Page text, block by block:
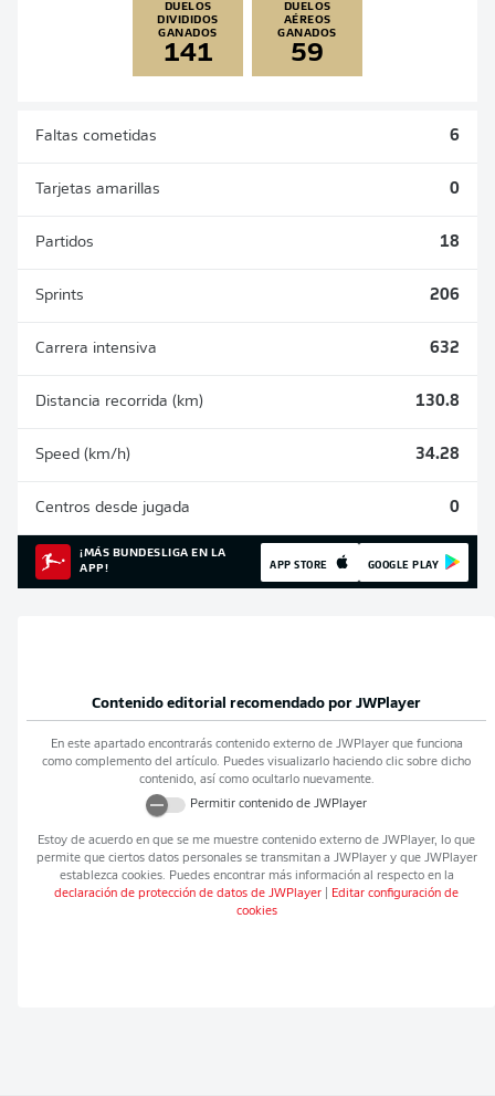
DUELOS
DIVIDIDOS
GANADOS
141
DUELOS
AÉREOS
GANADOS
59
Faltas cometidas 6
Tarjetas amarillas 0
Partidos 18
Sprints 206
Carrera intensiva 632
Distancia recorrida (km) 130.8
Speed (km/h) 34.28
Centros desde jugada 0
¡MÁS BUNDESLIGA EN LA
APP!
APP STORE GOOGLE PLAY
Contenido editorial recomendado por JWPlayer
En este apartado encontrarás contenido externo de JWPlayerque funciona
como complemento del artículo. Puedes visualizarlo haciendo clic sobre dicho
contenido, así como ocultarlo nuevamente.
Permitir contenido de JWPlayer
Estoy de acuerdo en que se me muestre contenido externo de JWPlayer, lo que
permite que ciertos datos personales se transmitan a JWPlayery que JWPlayer
establezca cookies. Puedes encontrar más información al respecto en la
declaración de protección de datos de JWPlayer
Editar configuración de
cookies